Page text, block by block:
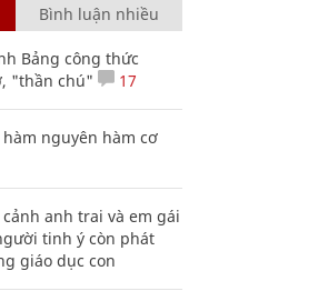
Bình luận nhiều
Bảng công thức
"thần chú"
17
nguyên hàm cơ
anh trai và em gái
tinh ý còn phát
giáo dục con